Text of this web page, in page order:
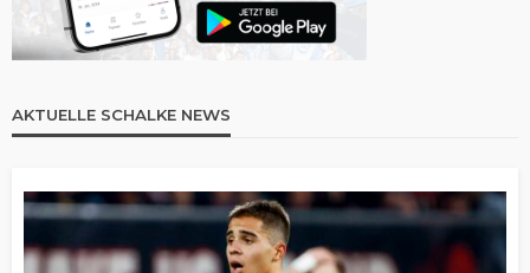
AKTUELLE SCHALKE NEWS